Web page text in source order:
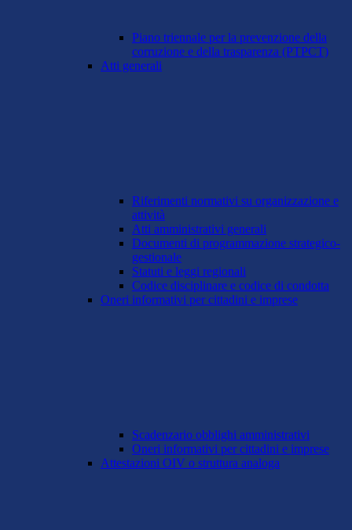
Piano triennale per la prevenzione della
corruzione e della trasparenza (PTPCT)
Atti generali
Riferimenti normativi su organizzazione e
attività
Atti amministrativi generali
Documenti di programmazione strategico-
gestionale
Statuti e leggi regionali
Codice disciplinare e codice di condotta
Oneri informativi per cittadini e imprese
Scadenzario obblighi amministrativi
Oneri informativi per cittadini e imprese
Attestazioni OIV o struttura analoga